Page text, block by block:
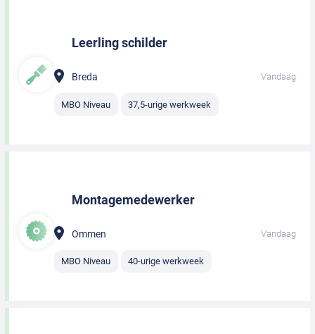
Leerling schilder
Breda Vandaag
MBO Niveau 37,5-urige werkweek
Montagemedewerker
Ommen Vandaag
MBO Niveau 40-urige werkweek